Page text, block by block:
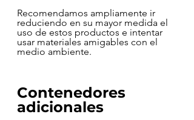
Recomendamos ampliamente ir
reduciendo en su mayor medida el
uso de estos productos e intentar
usar materiales amigables con el
medio ambiente.
Contenedores
adicionales